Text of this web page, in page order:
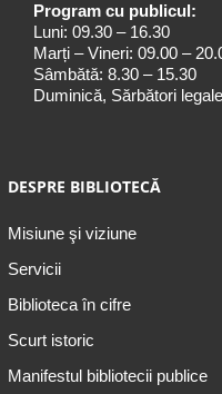
Program cu publicul:
Luni: 09.30 – 16.30
Marți – Vineri: 09.00 –
Sâmbătă: 8.30 – 15.30
Duminică, Sărbători
DESPRE BIBLIOTECĂ
Misiune şi viziune
Servicii
Biblioteca în cifre
Scurt istoric
Manifestul bibliotecii publice